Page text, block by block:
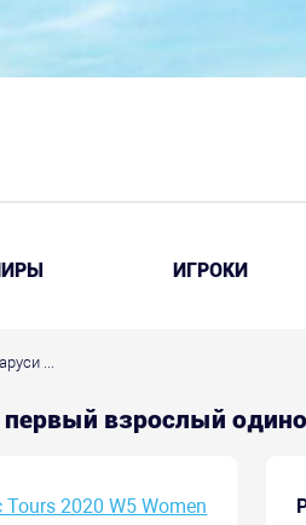
ИГРОКИ
...
первый взрослый
Tours 2020 W5 Women